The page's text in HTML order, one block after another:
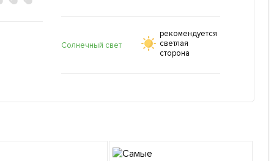
Солнечный свет
рекомендуется
светлая
сторона